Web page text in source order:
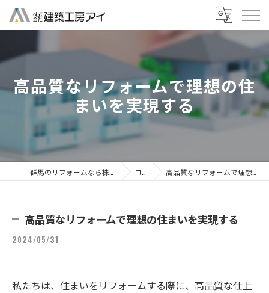
高品質なリフォームで理想の住
まいを実現する
コラム 高品質なリフォームで理想の住まいを実現する
高品質なリフォームで理想の住まいを実現する
2024/05/31
私たちは、住まいをリフォームする際に、高品質な仕上